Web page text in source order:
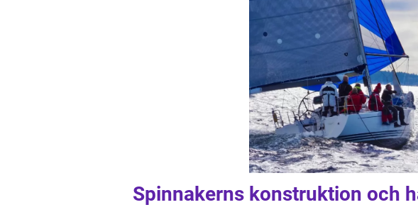
Spinnakerns konstruktion och